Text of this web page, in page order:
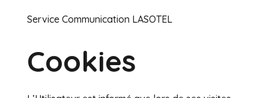
Service Communication LASOTEL
Cookies